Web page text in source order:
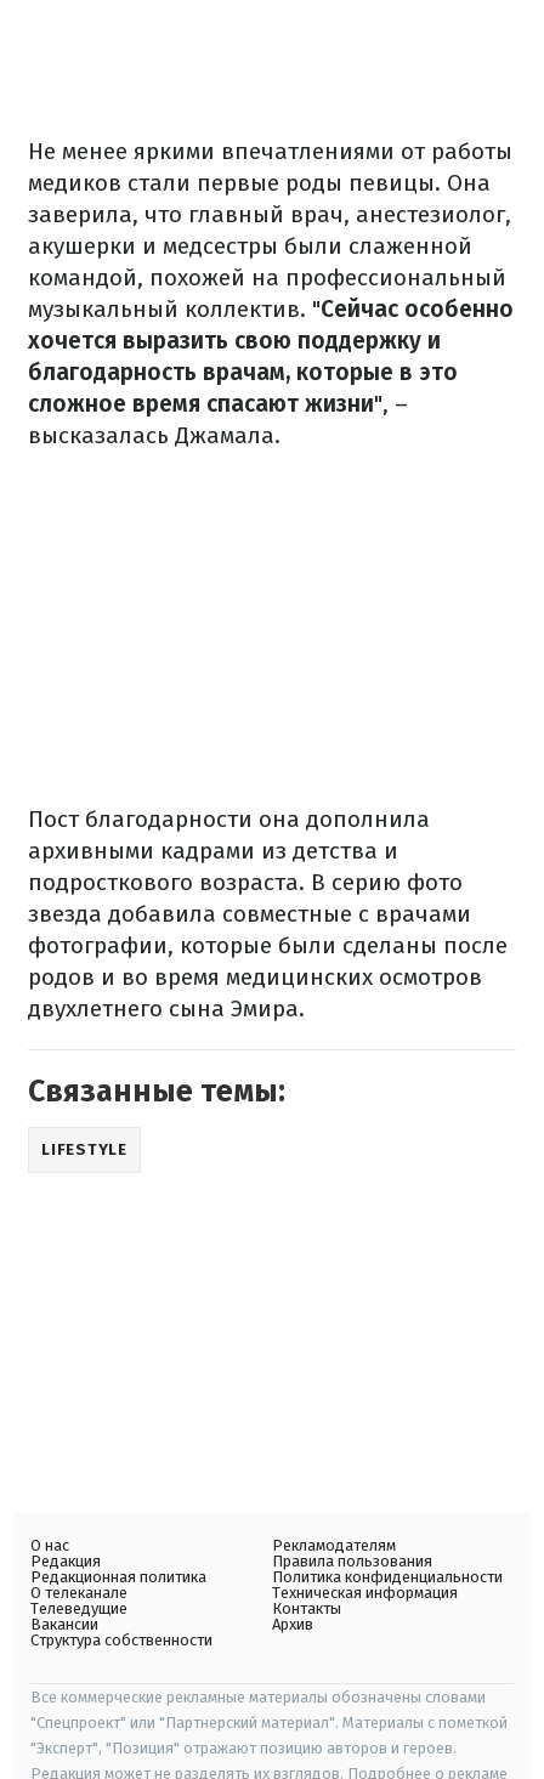
Не менее яркими впечатлениями от работы
медиков стали первые роды певицы. Она
заверила, что главный врач, анестезиолог,
акушерки и медсестры были слаженной
командой, похожей на профессиональный
музыкальный коллектив. "Сейчас особенно
хочется выразить свою поддержку и
благодарность врачам, которые в это
сложное время спасают жизни", –
высказалась Джамала.
Пост благодарности она дополнила
архивными кадрами из детства и
подросткового возраста. В серию фото
звезда добавила совместные с врачами
фотографии, которые были сделаны после
родов и во время медицинских осмотров
двухлетнего сына Эмира.
Связанные темы:
LIFESTYLE
О нас
Редакция
Редакционная политика
О телеканале
Телеведущие
Вакансии
Структура собственности
Рекламодателям
Правила пользования
Политика конфиденциальности
Техническая информация
Контакты
Архив
Все коммерческие рекламные материалы обозначены словами
"Спецпроект" или "Партнерский материал". Материалы с пометкой
"Эксперт", "Позиция" отражают позицию авторов и героев.
Редакция может не разделять их взглядов. Подробнее о рекламе